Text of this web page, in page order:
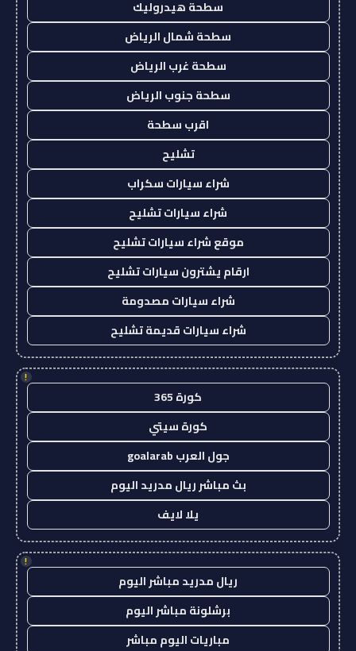
سطحة هيدروليك
سطحة شمال الرياض
سطحة غرب الرياض
سطحة جنوب الرياض
اقرب سطحة
تشليح
شراء سيارات سكراب
شراء سيارات تشليح
موقع شراء سيارات تشليح
ارقام يشترون سيارات تشليح
شراء سيارات مصدومة
شراء سيارات قديمة تشليح
!
كورة 365
كورة سيتي
جول العرب goalarab
بث مباشر ريال مدريد اليوم
يلا لايف
!
ريال مدريد مباشر اليوم
برشلونة مباشر اليوم
مباريات اليوم مباشر